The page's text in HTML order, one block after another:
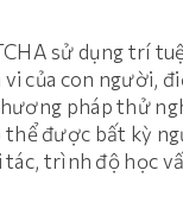
sử dụng trí
của con người,
pháp thử
thể được bất kỳ
tác, trình độ học